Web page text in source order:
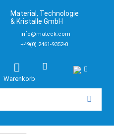
Material, Technologie
& Kristalle GmbH
info@mateck.com
+49(0) 2461-9352-0
Warenkorb